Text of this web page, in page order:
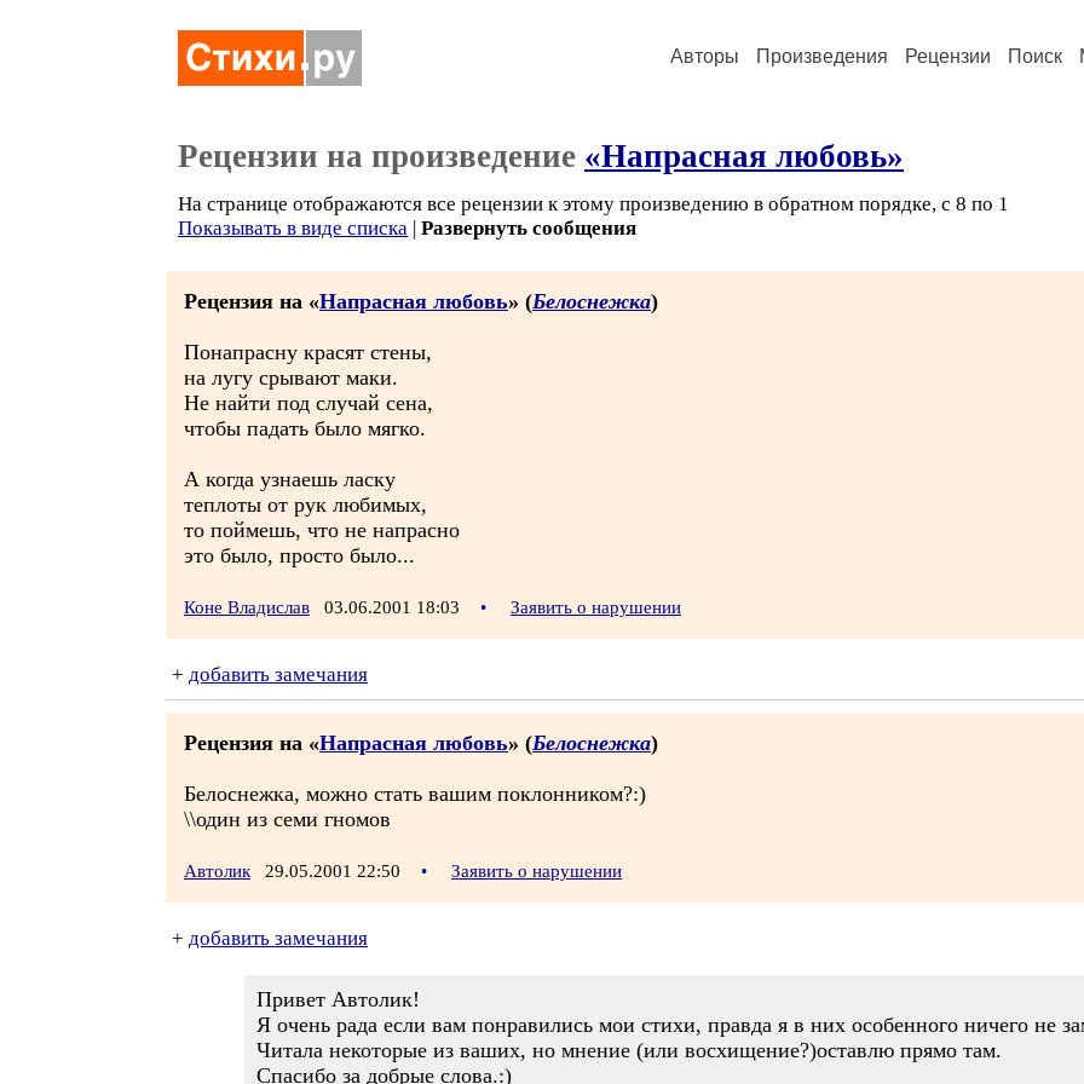
Авторы Произведения Рецензии Поиск
Рецензии на произведение «Напрасная любовь»
На странице отображаются все рецензии к этому произведению в обратном порядке, с 8 по 1
Показывать в виде списка | Развернуть сообщения
Рецензия на «Напрасная любовь» (Белоснежка)
Понапрасну красят стены,
на лугу срывают маки.
Не найти под случай сена,
чтобы падать было мягко.
А когда узнаешь ласку
теплоты от рук любимых,
то поймешь, что не напрасно
это было, просто было...
Коне Владислав 03.06.2001 18:03 • Заявить о нарушении
+ добавить замечания
Рецензия на «Напрасная любовь» (Белоснежка)
Белоснежка, можно стать вашим поклонником?:)
\\один из семи гномов
Автолик 29.05.2001 22:50 • Заявить о нарушении
+ добавить замечания
Привет Автолик!
Я очень рада если вам понравились мои стихи, правда я в них особенного ничего не
Читала некоторые из ваших, но мнение (или восхищение?)оставлю прямо там.
Спасибо за добрые слова.:)